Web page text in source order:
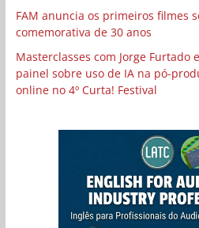
FAM anuncia os primeiros filmes
comemorativa de 30 anos
Masterclasses com Jorge Furtado
painel sobre uso de IA na pó-
online no 4º Curta! Festival